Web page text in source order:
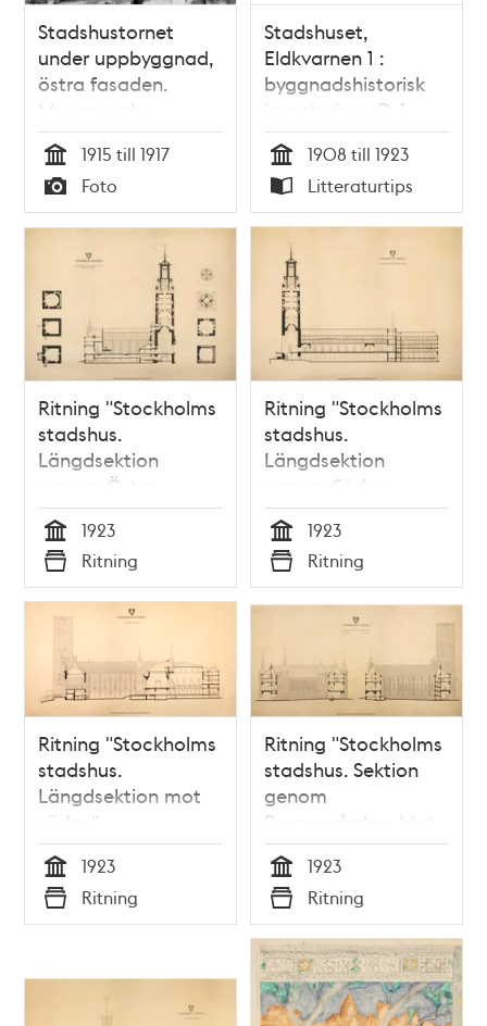
Stadshustornet
under uppbyggnad,
östra fasaden.
Murare och
timmermän i arbete.
Tid
1915 till 1917
Typ
Foto
Stadshuset,
Eldkvarnen 1 :
byggnadshistorisk
inventering : D. 1
Historik / Hedvig
Schönbäck
Tid
1908 till 1923
Typ
Litteraturtips
Ritning "Stockholms
stadshus.
Längdsektion
genom Östra
längan. Planer av
tornet."
(uppmätningsritning
1923)
Tid
1923
Typ
Ritning
Ritning "Stockholms
stadshus.
Längdsektion
genom Södra
längan."
(uppmätningsritning
1923)
Tid
1923
Typ
Ritning
Ritning "Stockholms
stadshus.
Längdsektion mot
söder."
(uppmätningsritning
1923)
Tid
1923
Typ
Ritning
Ritning "Stockholms
stadshus. Sektion
genom
Borgargården. Mot
väster. Mot öster."
(uppmätningsritning
1923)
Tid
1923
Typ
Ritning